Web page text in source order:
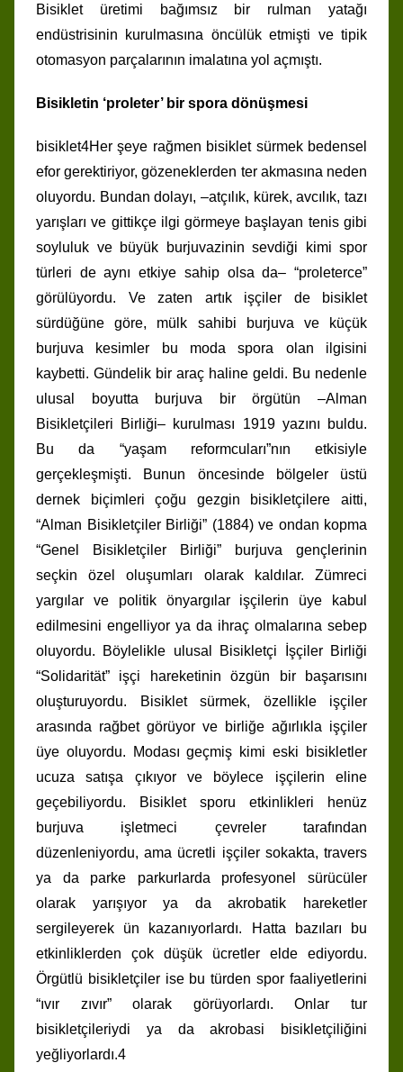
Bisiklet üretimi bağımsız bir rulman yatağı
endüstrisinin kurulmasına öncülük etmişti ve tipik
otomasyon parçalarının imalatına yol açmıştı.
Bisikletin ‘proleter’ bir spora dönüşmesi
bisiklet4Her şeye rağmen bisiklet sürmek bedensel
efor gerektiriyor, gözeneklerden ter akmasına neden
oluyordu. Bundan dolayı, –atçılık, kürek, avcılık, tazı
yarışları ve gittikçe ilgi görmeye başlayan tenis gibi
soyluluk ve büyük burjuvazinin sevdiği kimi spor
türleri de aynı etkiye sahip olsa da– “proleterce”
görülüyordu. Ve zaten artık işçiler de bisiklet
sürdüğüne göre, mülk sahibi burjuva ve küçük
burjuva kesimler bu moda spora olan ilgisini
kaybetti. Gündelik bir araç haline geldi. Bu nedenle
ulusal boyutta burjuva bir örgütün –Alman
Bisikletçileri Birliği– kurulması 1919 yazını buldu.
Bu da “yaşam reformcuları”nın etkisiyle
gerçekleşmişti. Bunun öncesinde bölgeler üstü
dernek biçimleri çoğu gezgin bisikletçilere aitti,
“Alman Bisikletçiler Birliği” (1884) ve ondan kopma
“Genel Bisikletçiler Birliği” burjuva gençlerinin
seçkin özel oluşumları olarak kaldılar. Zümreci
yargılar ve politik önyargılar işçilerin üye kabul
edilmesini engelliyor ya da ihraç olmalarına sebep
oluyordu. Böylelikle ulusal Bisikletçi İşçiler Birliği
“Solidarität” işçi hareketinin özgün bir başarısını
oluşturuyordu. Bisiklet sürmek, özellikle işçiler
arasında rağbet görüyor ve birliğe ağırlıkla işçiler
üye oluyordu. Modası geçmiş kimi eski bisikletler
ucuza satışa çıkıyor ve böylece işçilerin eline
geçebiliyordu. Bisiklet sporu etkinlikleri henüz
burjuva işletmeci çevreler tarafından
düzenleniyordu, ama ücretli işçiler sokakta, travers
ya da parke parkurlarda profesyonel sürücüler
olarak yarışıyor ya da akrobatik hareketler
sergileyerek ün kazanıyorlardı. Hatta bazıları bu
etkinliklerden çok düşük ücretler elde ediyordu.
Örgütlü bisikletçiler ise bu türden spor faaliyetlerini
“ıvır zıvır” olarak görüyorlardı. Onlar tur
bisikletçileriydi ya da akrobasi bisikletçiliğini
yeğliyorlardı.4